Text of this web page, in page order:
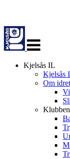
navigasjon
Kjelsås IL
Kjelsås
Om
Klubben